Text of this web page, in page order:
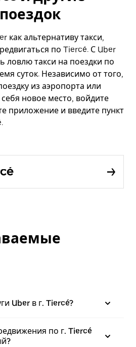
как альтернативу такси,
по Tiercé. С Uber
ловлю такси на поездки по
суток. Независимо от того,
из аэропорта или
новое место, войдите
приложение и введите пункт
Uber в г. Tiercé?
по г. Tiercé